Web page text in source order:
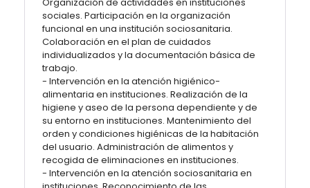
sociales. Participación en la organización
funcional en una institución sociosanitaria.
Colaboración en el plan de cuidados
individualizados y la documentación básica de
trabajo.
- Intervención en la atención higiénico-
alimentaria en instituciones. Realización de la
higiene y aseo de la persona dependiente y de
su entorno en instituciones. Mantenimiento del
orden y condiciones higiénicas de la habitación
del usuario. Administración de alimentos y
recogida de eliminaciones en instituciones.
- Intervención en la atención sociosanitaria en